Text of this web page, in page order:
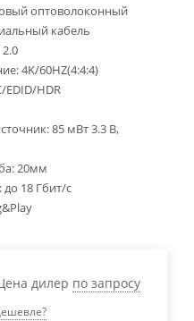
оптоволоконный
кабель
4K/60HZ(4:4:4)
EDID/HDR
85 мВт 3.3 В,
20мм
18 Гбит/с
дилер по запросу